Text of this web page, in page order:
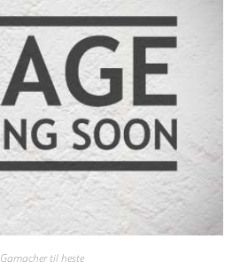
Gamacher til heste